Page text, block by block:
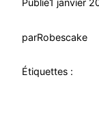
Publié1 janvier
parRobescake
Étiquettes :